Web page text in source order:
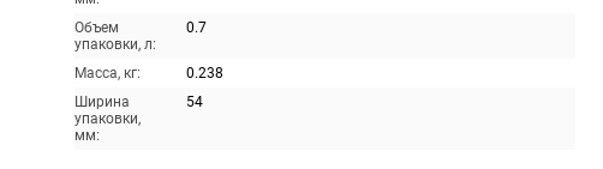
Объем
упаковки, л:
0.7
Масса, кг:
0.238
Ширина
упаковки,
мм:
54